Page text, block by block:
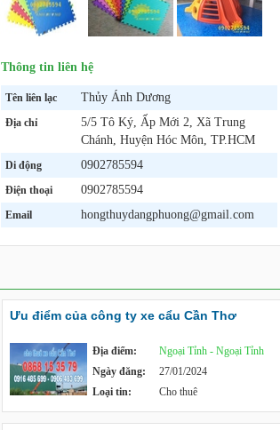
Thông tin liên hệ
Tên liên lạc Thủy Ánh Dương
Địa chỉ
5/5 Tô Ký, Ấp Mới 2, Xã Trung
Chánh, Huyện Hóc Môn, TP.HCM
Di động 0902785594
Điện thoại 0902785594
Email hongthuydangphuong@gmail.com
Ưu điểm của công ty xe cẩu Cần Thơ
Địa điểm:
Ngoại Tỉnh - Ngoại Tỉnh
Ngày đăng:
27/01/2024
Loại tin:
Cho thuê